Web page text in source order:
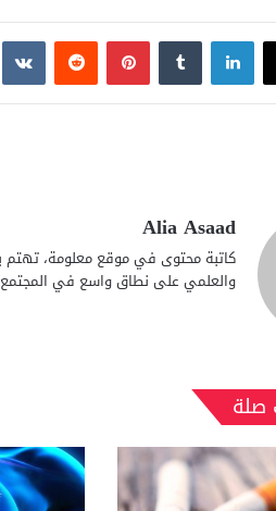
X لينكدإن بينتيريست
Alia Asaad
كاتبة محتوى في موقع معلومة، تهتم
والعلمي على نطاق واسع في المجتمع
صلة